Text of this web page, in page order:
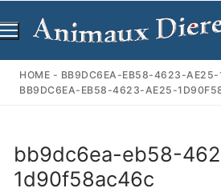
naar
inhoud
HOME - BB9DC6EA-EB58-4623-
BB9DC6EA-EB58-4623-AE25-
bb9dc6ea-eb58-
1d90f58ac46c